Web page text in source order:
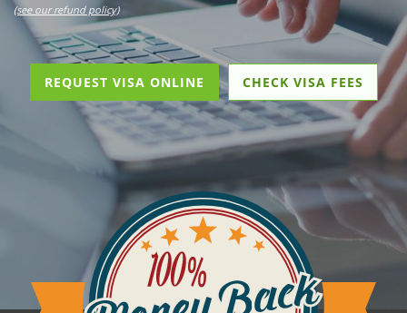
(see our refund policy)
REQUEST VISA ONLINE CHECK VISA FEES